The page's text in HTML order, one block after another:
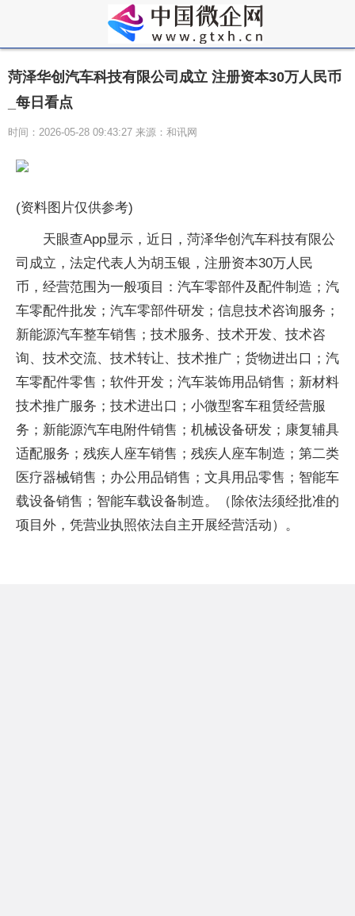
菏泽华创汽车科技有限公司成立 注册资本30万人民币
_每日看点
时间：2026-05-28 09:43:27 来源：和讯网
(资料图片仅供参考)
天眼查App显示，近日，菏泽华创汽车科技有限公
司成立，法定代表人为胡玉银，注册资本30万人民
币，经营范围为一般项目：汽车零部件及配件制造；汽
车零配件批发；汽车零部件研发；信息技术咨询服务；
新能源汽车整车销售；技术服务、技术开发、技术咨
询、技术交流、技术转让、技术推广；货物进出口；汽
车零配件零售；软件开发；汽车装饰用品销售；新材料
技术推广服务；技术进出口；小微型客车租赁经营服
务；新能源汽车电附件销售；机械设备研发；康复辅具
适配服务；残疾人座车销售；残疾人座车制造；第二类
医疗器械销售；办公用品销售；文具用品零售；智能车
载设备销售；智能车载设备制造。（除依法须经批准的
项目外，凭营业执照依法自主开展经营活动）。